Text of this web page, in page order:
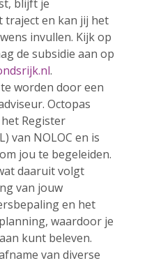
blijft je
traject en kan jij het
invullen. Kijk op
de subsidie aan op
.
worden door een
Octopas
Register
van NOLOC en is
jou te begeleiden.
daaruit volgt
van jouw
en het
waardoor je
kunt beleven.
van diverse